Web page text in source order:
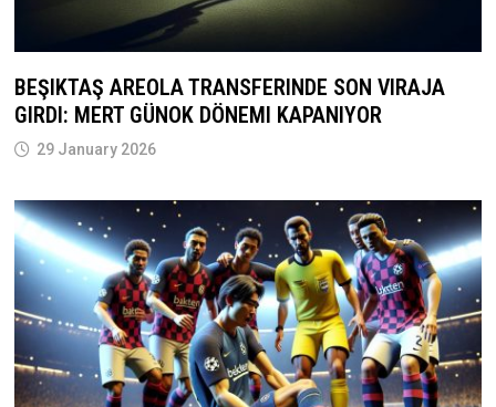
BEŞIKTAŞ AREOLA TRANSFERINDE SON VIRAJA
GIRDI: MERT GÜNOK DÖNEMI KAPANIYOR
29 January 2026